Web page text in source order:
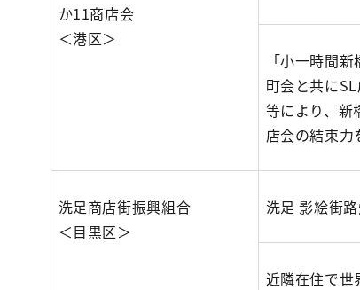
か11商店会
＜港区＞
「小一時間
町会と共に
等により、新
店会の結束
洗足商店街振興組合
＜目黒区＞
洗足 影絵街
近隣在住で世